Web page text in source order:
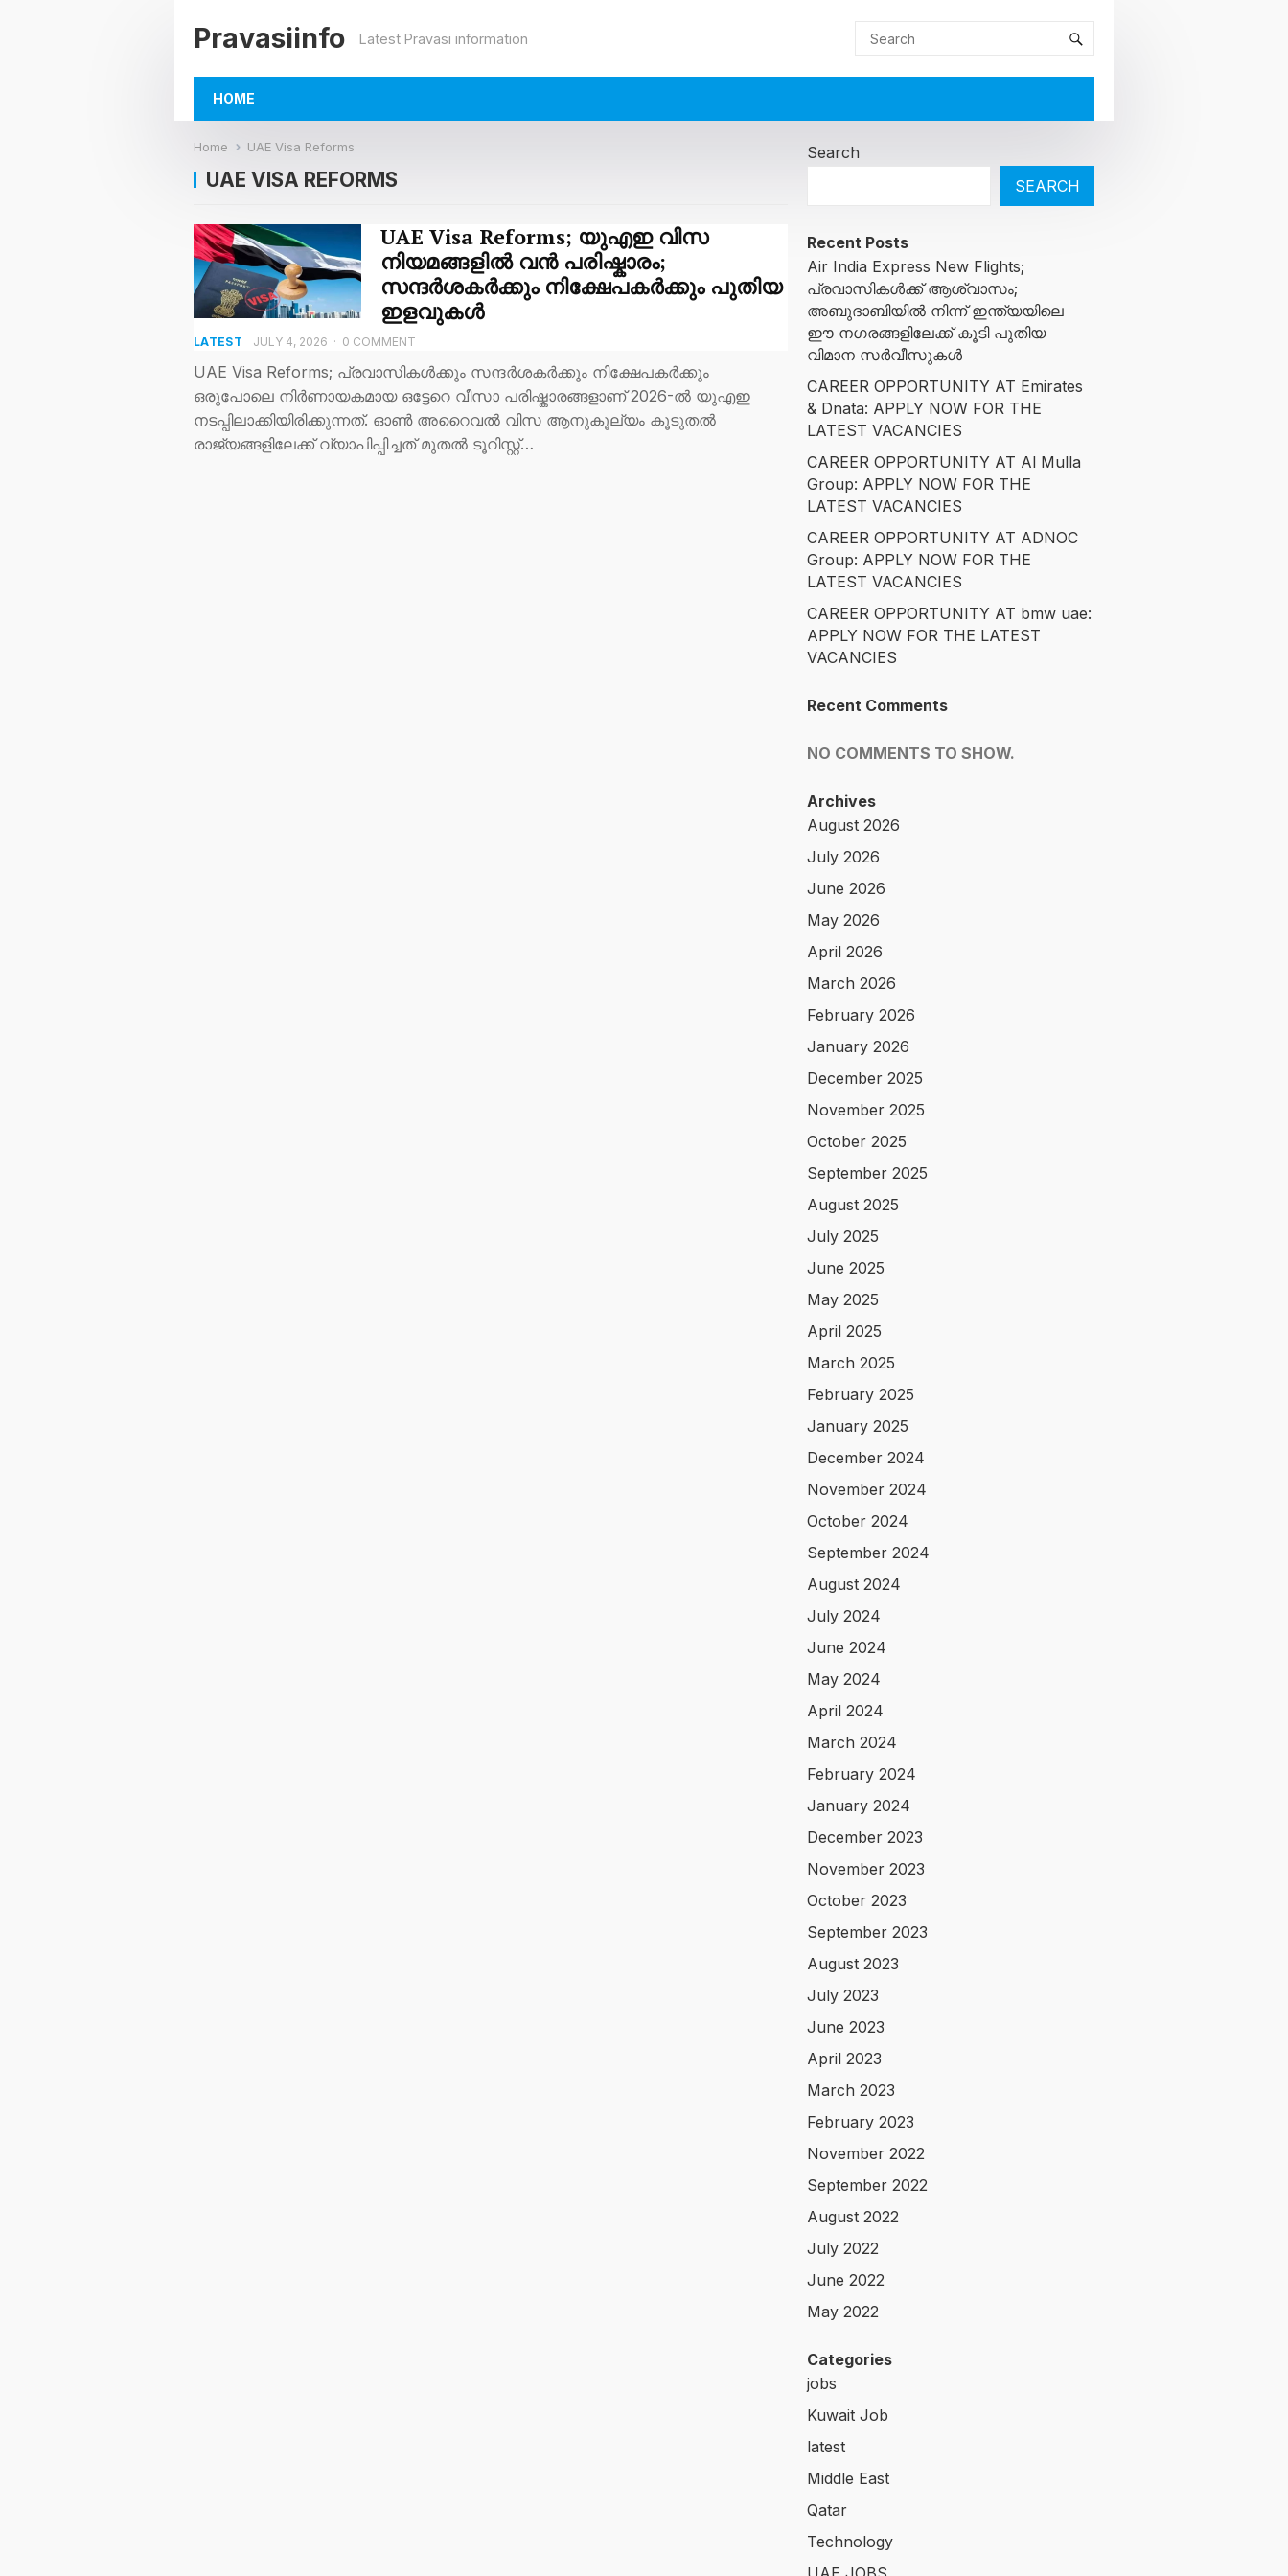
Pravasiinfo Latest Pravasi information
HOME
Home UAE Visa Reforms
UAE VISA REFORMS
UAE Visa Reforms; യുഎഇ വിസ
നിയമങ്ങളിൽ വൻ പരിഷ്കാരം;
സന്ദർശകർക്കും നിക്ഷേപകർക്കും പുതിയ
ഇളവുകൾ
LATEST JULY 4, 2026 · 0 COMMENT
UAE Visa Reforms; പ്രവാസികൾക്കും സന്ദർശകർക്കും നിക്ഷേപകർക്കും
ഒരുപോലെ നിർണായകമായ ഒട്ടേറെ വീസാ പരിഷ്കാരങ്ങളാണ് 2026-ൽ യുഎഇ
നടപ്പിലാക്കിയിരിക്കുന്നത്. ഓൺ അറൈവൽ വിസ ആനുകൂല്യം കൂടുതൽ
രാജ്യങ്ങളിലേക്ക് വ്യാപിപ്പിച്ചത് മുതൽ ടൂറിസ്റ്റ്…
Search
SEARCH
Recent Posts
Air India Express New Flights;
പ്രവാസികൾക്ക് ആശ്വാസം;
അബുദാബിയിൽ നിന്ന് ഇന്ത്യയിലെ
ഈ നഗരങ്ങളിലേക്ക് കൂടി പുതിയ
വിമാന സർവീസുകൾ
CAREER OPPORTUNITY AT Emirates
& Dnata: APPLY NOW FOR THE
LATEST VACANCIES
CAREER OPPORTUNITY AT Al Mulla
Group: APPLY NOW FOR THE
LATEST VACANCIES
CAREER OPPORTUNITY AT ADNOC
Group: APPLY NOW FOR THE
LATEST VACANCIES
CAREER OPPORTUNITY AT bmw uae:
APPLY NOW FOR THE LATEST
VACANCIES
Recent Comments
NO COMMENTS TO SHOW.
Archives
August 2026
July 2026
June 2026
May 2026
April 2026
March 2026
February 2026
January 2026
December 2025
November 2025
October 2025
September 2025
August 2025
July 2025
June 2025
May 2025
April 2025
March 2025
February 2025
January 2025
December 2024
November 2024
October 2024
September 2024
August 2024
July 2024
June 2024
May 2024
April 2024
March 2024
February 2024
January 2024
December 2023
November 2023
October 2023
September 2023
August 2023
July 2023
June 2023
April 2023
March 2023
February 2023
November 2022
September 2022
August 2022
July 2022
June 2022
May 2022
Categories
jobs
Kuwait Job
latest
Middle East
Qatar
Technology